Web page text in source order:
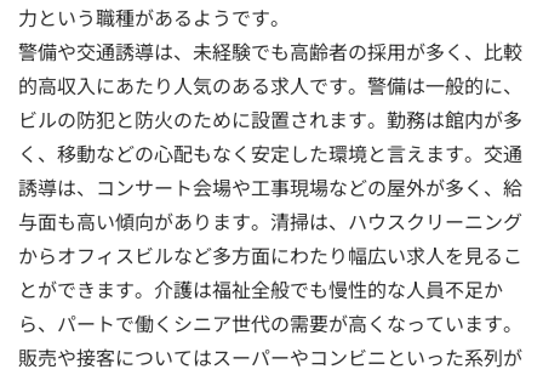
力という職種があるようです。
警備や交通誘導は、未経験でも高齢者の採用が多く、比較
的高収入にあたり人気のある求人です。警備は一般的に、
ビルの防犯と防火のために設置されます。勤務は館内が多
く、移動などの心配もなく安定した環境と言えます。交通
誘導は、コンサート会場や工事現場などの屋外が多く、給
与面も高い傾向があります。清掃は、ハウスクリーニング
からオフィスビルなど多方面にわたり幅広い求人を見るこ
とができます。介護は福祉全般でも慢性的な人員不足か
ら、パートで働くシニア世代の需要が高くなっています。
販売や接客についてはスーパーやコンビニといった系列が